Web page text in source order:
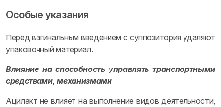
Особые указания
Перед вагинальным введением с суппозитория удаляют
упаковочный материал.
Влияние на способность управлять транспортными
средствами, механизмами
Ацилакт не влияет на выполнение видов деятельности,